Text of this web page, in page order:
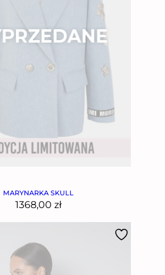
MARYNARKA SKULL
1368,00 zł